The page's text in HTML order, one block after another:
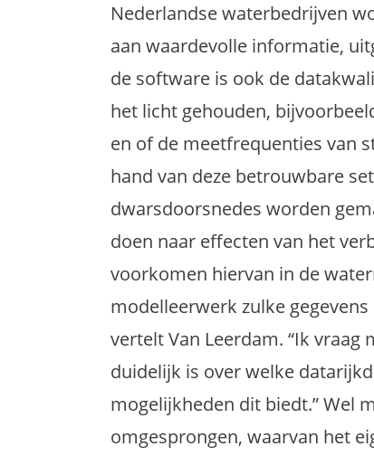
Nederlandse waterbedrijven
aan waardevolle informatie,
de software is ook de
het licht gehouden,
en of de meetfrequenties van
hand van deze betrouwbare
dwarsdoorsnedes worden
doen naar effecten van het
voorkomen hiervan in de
modelleerwerk zulke
vertelt Van Leerdam. “Ik
duidelijk is over welke
mogelijkheden dit biedt.” Wel
omgesprongen, waarvan het